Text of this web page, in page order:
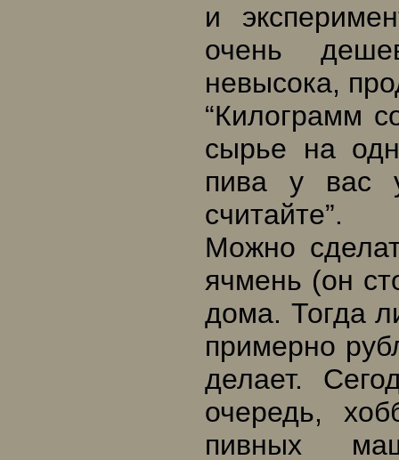
и
очень
невысока,
“Килограмм
сырье на
пива у вас
считайте”.
Можно
ячмень (он
дома. Тогда
примерно
делает.
очередь,
пивных